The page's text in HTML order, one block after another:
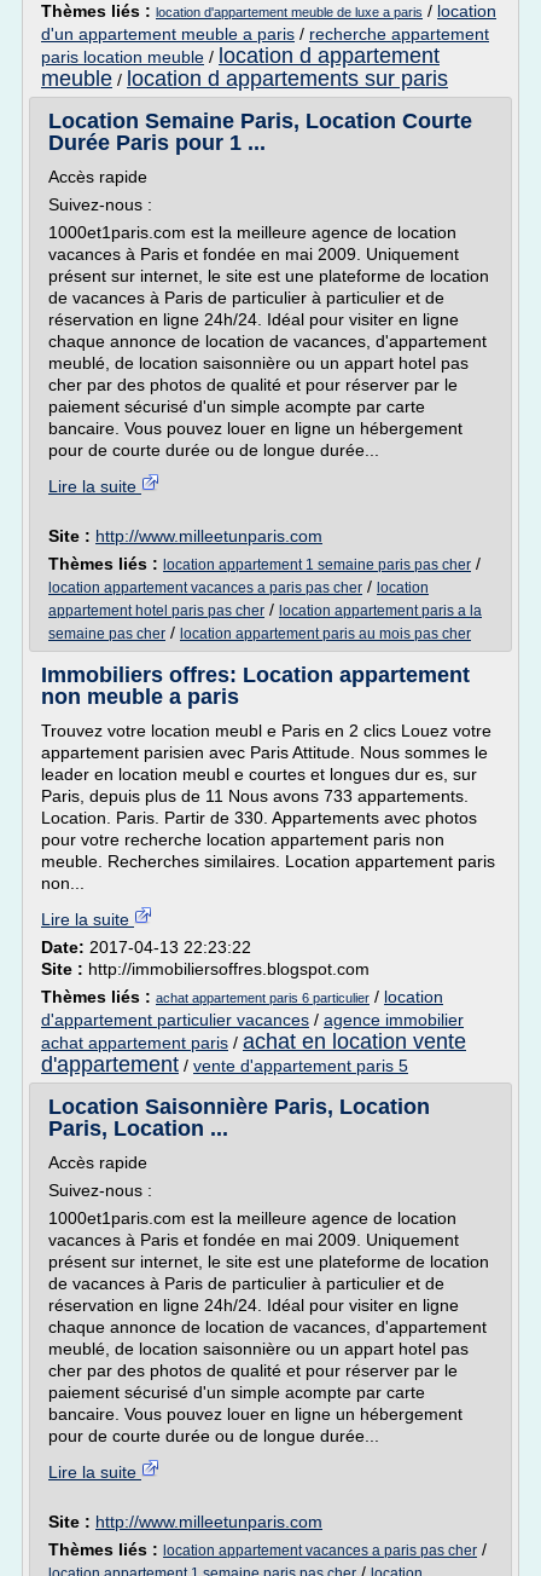
Thèmes liés : location d'appartement meuble de luxe a paris / location
d'un appartement meuble a paris / recherche appartement
paris location meuble / location d appartement
meuble / location d appartements sur paris
Location Semaine Paris, Location Courte
Durée Paris pour 1 ...
Accès rapide
Suivez-nous :
1000et1paris.com est la meilleure agence de location
vacances à Paris et fondée en mai 2009. Uniquement
présent sur internet, le site est une plateforme de location
de vacances à Paris de particulier à particulier et de
réservation en ligne 24h/24. Idéal pour visiter en ligne
chaque annonce de location de vacances, d'appartement
meublé, de location saisonnière ou un appart hotel pas
cher par des photos de qualité et pour réserver par le
paiement sécurisé d'un simple acompte par carte
bancaire. Vous pouvez louer en ligne un hébergement
pour de courte durée ou de longue durée...
Lire la suite
Site : http://www.milleetunparis.com
Thèmes liés : location appartement 1 semaine paris pas cher /
location appartement vacances a paris pas cher / location
appartement hotel paris pas cher / location appartement paris a la
semaine pas cher / location appartement paris au mois pas cher
Immobiliers offres: Location appartement
non meuble a paris
Trouvez votre location meubl e Paris en 2 clics Louez votre
appartement parisien avec Paris Attitude. Nous sommes le
leader en location meubl e courtes et longues dur es, sur
Paris, depuis plus de 11 Nous avons 733 appartements.
Location. Paris. Partir de 330. Appartements avec photos
pour votre recherche location appartement paris non
meuble. Recherches similaires. Location appartement paris
non...
Lire la suite
Date: 2017-04-13 22:23:22
Site : http://immobiliersoffres.blogspot.com
Thèmes liés : achat appartement paris 6 particulier / location
d'appartement particulier vacances / agence immobilier
achat appartement paris / achat en location vente
d'appartement / vente d'appartement paris 5
Location Saisonnière Paris, Location
Paris, Location ...
Accès rapide
Suivez-nous :
1000et1paris.com est la meilleure agence de location
vacances à Paris et fondée en mai 2009. Uniquement
présent sur internet, le site est une plateforme de location
de vacances à Paris de particulier à particulier et de
réservation en ligne 24h/24. Idéal pour visiter en ligne
chaque annonce de location de vacances, d'appartement
meublé, de location saisonnière ou un appart hotel pas
cher par des photos de qualité et pour réserver par le
paiement sécurisé d'un simple acompte par carte
bancaire. Vous pouvez louer en ligne un hébergement
pour de courte durée ou de longue durée...
Lire la suite
Site : http://www.milleetunparis.com
Thèmes liés : location appartement vacances a paris pas cher /